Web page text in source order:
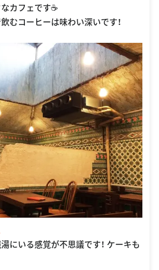
カフェです☕️
むコーヒーは味わい深いです！
にいる感覚が不思議です！ ケーキも